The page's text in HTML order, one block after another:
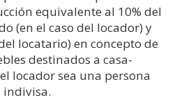
equivalente al 10% del
(en el caso del locador) y
locatario) en concepto de
destinados a casa-
locador sea una persona
indivisa.